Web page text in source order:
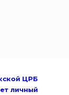
ЦРБ
личный